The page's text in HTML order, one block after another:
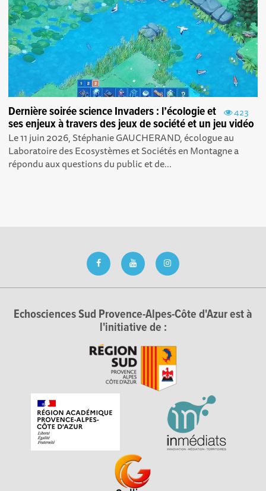
423
Dernière soirée science Invaders : l’écologie et
ses enjeux à travers des jeux de société et un jeu vidéo
Le 11 juin 2026, Stéphanie GAUCHERAND, écologue au
Laboratoire des Ecosystèmes et Sociétés en Montagne a
répondu aux questions du public et de...
Echosciences Sud Provence-Alpes-Côte d'Azur est à
l'initiative de :